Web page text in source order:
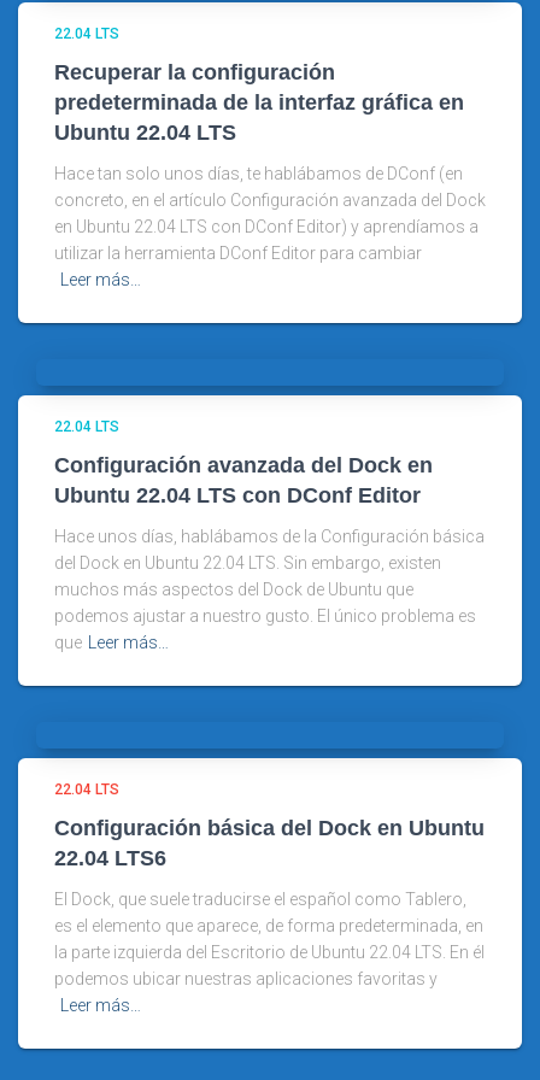
22.04 LTS
Recuperar la configuración
predeterminada de la interfaz gráfica en
Ubuntu 22.04 LTS
Hace tan solo unos días, te hablábamos de DConf (en
concreto, en el artículo Configuración avanzada del Dock
en Ubuntu 22.04 LTS con DConf Editor) y aprendíamos a
utilizar la herramienta DConf Editor para cambiar
Leer más…
22.04 LTS
Configuración avanzada del Dock en
Ubuntu 22.04 LTS con DConf Editor
Hace unos días, hablábamos de la Configuración básica
del Dock en Ubuntu 22.04 LTS. Sin embargo, existen
muchos más aspectos del Dock de Ubuntu que
podemos ajustar a nuestro gusto. El único problema es
que
Leer más…
22.04 LTS
Configuración básica del Dock en Ubuntu
22.04 LTS6
El Dock, que suele traducirse el español como Tablero,
es el elemento que aparece, de forma predeterminada, en
la parte izquierda del Escritorio de Ubuntu 22.04 LTS. En él
podemos ubicar nuestras aplicaciones favoritas y
Leer más…